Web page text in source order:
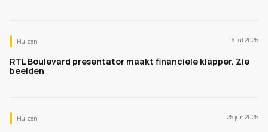
Huizen 16 jul 2025
RTL Boulevard presentator maakt financiele klapper. Zie
beelden
Huizen 25 jun 2025